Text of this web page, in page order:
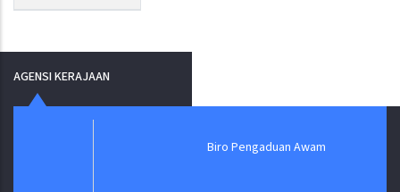
AGENSI KERAJAAN